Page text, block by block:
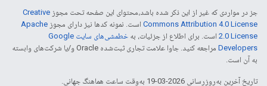
جز در مواردی که غیر از این ذکر شده باشد،‌محتوای این صفحه تحت مجوز Creative
Commons Attribution 4.0 License است. نمونه کدها نیز دارای مجوز Apache
2.0 License است. برای اطلاع از جزئیات، به
خطمشی‌های سایت Google
Developers‏
مراجعه کنید. جاوا علامت تجاری ثبت‌شده Oracle و/یا شرکت‌های وابسته
به آن است.
تاریخ آخرین به‌روزرسانی 2026-03-19 به‌وقت ساعت هماهنگ جهانی.